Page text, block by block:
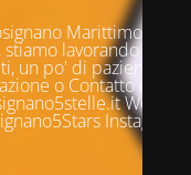
Marittimo è
lavorando per
un po' di pazienza e
o Contatto questi
Web:
Instagram: